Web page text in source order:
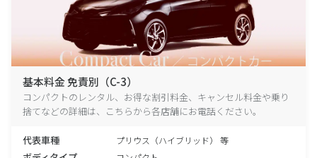
基本料金 免責別（C-3）
コンパクトのレンタル、お得な割引料金、キャンセル料金や乗り
捨てなどの詳細は、こちらから各店舗にお電話ください。
代表車種 プリウス（ハイブリッド） 等